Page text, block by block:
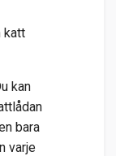
katt
kan
bara
varje